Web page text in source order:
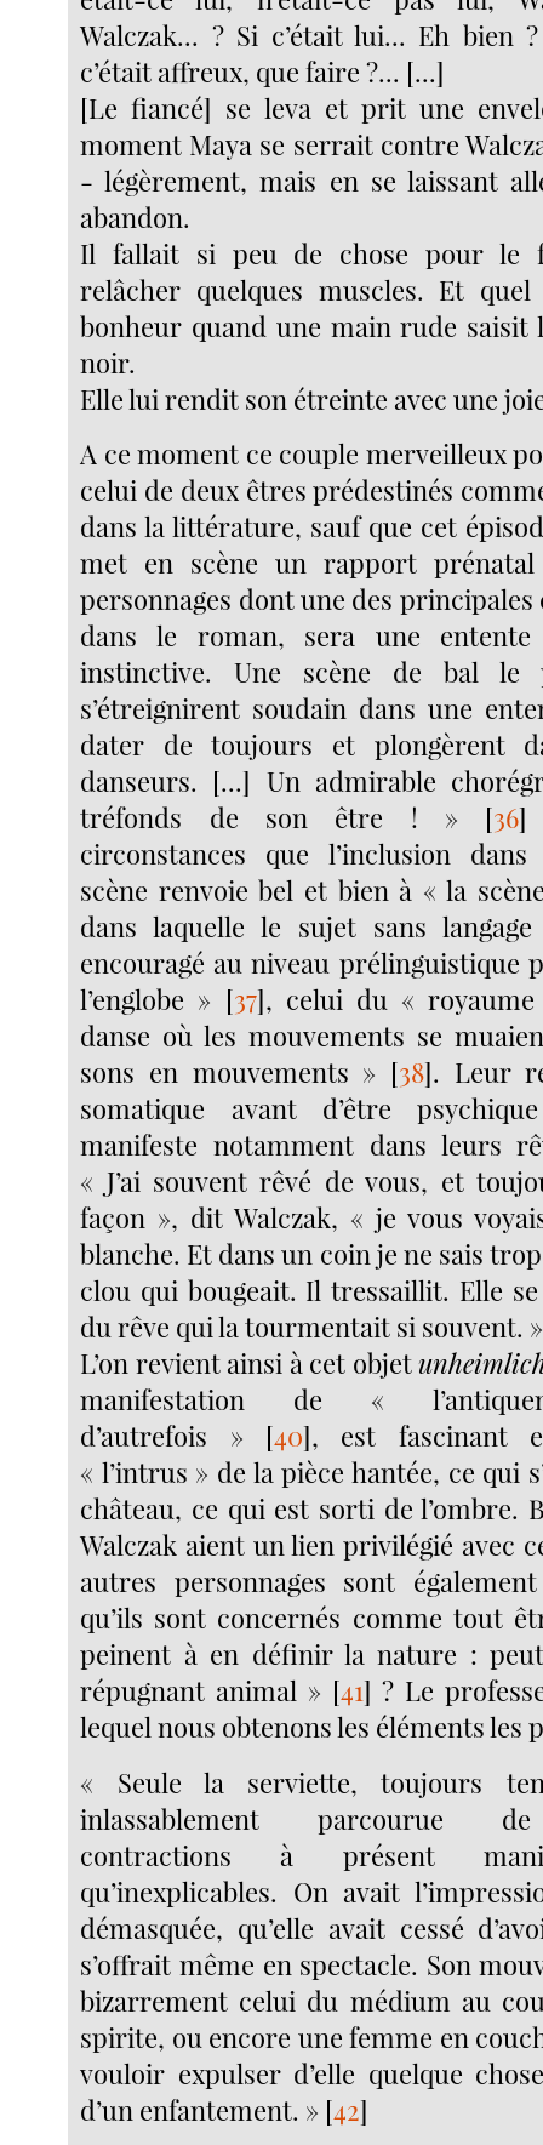
Walczak... ? Si c’était lui... Eh bien
c’était affreux, que faire ?... [...]
[Le fiancé] se leva et prit une
moment Maya se serrait contre
- légèrement, mais en se laissant
abandon.
Il fallait si peu de chose pour le
relâcher quelques muscles. Et
bonheur quand une main rude saisit
noir.
Elle lui rendit son étreinte avec une
A ce moment ce couple merveilleux
celui de deux êtres prédestinés
dans la littérature, sauf que cet
met en scène un rapport
personnages dont une des
dans le roman, sera une entente
instinctive. Une scène de bal
s’étreignirent soudain dans une
dater de toujours et plongèrent
danseurs. [...] Un admirable
tréfonds de son être ! » [36]
circonstances que l’inclusion dans
scène renvoie bel et bien à « la
dans laquelle le sujet sans
encouragé au niveau prélinguistique
l’englobe » [37], celui du « royaume
danse où les mouvements se
sons en mouvements » [38]. Leur
somatique avant d’être
manifeste notamment dans leurs
« J’ai souvent rêvé de vous, et
façon », dit Walczak, « je vous
blanche. Et dans un coin je ne sais
clou qui bougeait. Il tressaillit. Elle
du rêve qui la tourmentait si souvent. »
L’on revient ainsi à cet objet
manifestation de «
d’autrefois » [40], est fascinant
« l’intrus » de la pièce hantée, ce qui
château, ce qui est sorti de l’ombre.
Walczak aient un lien privilégié avec
autres personnages sont
qu’ils sont concernés comme tout
peinent à en définir la nature :
répugnant animal » [41] ? Le
lequel nous obtenons les éléments les
« Seule la serviette, toujours
inlassablement parcourue
contractions à présent
qu’inexplicables. On avait
démasquée, qu’elle avait cessé
s’offrait même en spectacle. Son
bizarrement celui du médium au
spirite, ou encore une femme en
vouloir expulser d’elle quelque
d’un enfantement. » [42]